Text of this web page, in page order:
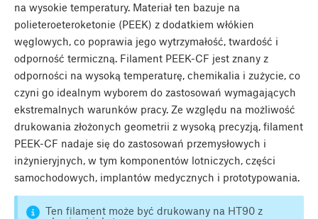
na wysokie temperatury. Materiał ten bazuje na
polieteroeteroketonie (PEEK) z dodatkiem włókien
węglowych, co poprawia jego wytrzymałość, twardość i
odporność termiczną. Filament PEEK-CF jest znany z
odporności na wysoką temperaturę, chemikalia i zużycie, co
czyni go idealnym wyborem do zastosowań wymagających
ekstremalnych warunków pracy. Ze względu na możliwość
drukowania złożonych geometrii z wysoką precyzją, filament
PEEK-CF nadaje się do zastosowań przemysłowych i
inżynieryjnych, w tym komponentów lotniczych, części
samochodowych, implantów medycznych i prototypowania.
Ten filament może być drukowany na HT90 z